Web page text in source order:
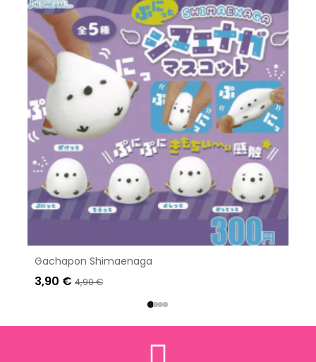
Gachapon Shimaenaga
3,90 € 4,90 €